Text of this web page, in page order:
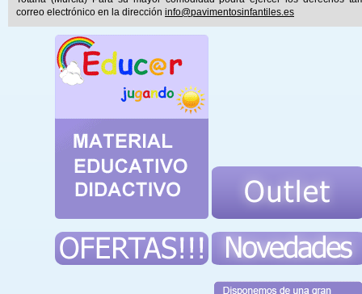
correo electrónico en la dirección info@pavimentosinfantiles.es